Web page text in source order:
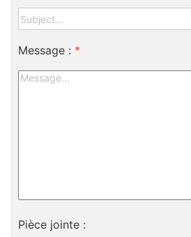
Message : *
Pièce jointe :